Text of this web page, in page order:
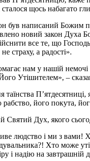
сталося щось
був написаний Божим
новий закон Духа
все те, що
страху, а радості».
нам у нашій
Утішителем», –
його покута,
Святий Дух, якого
людство і ми з вами!
Хто може
і надію на